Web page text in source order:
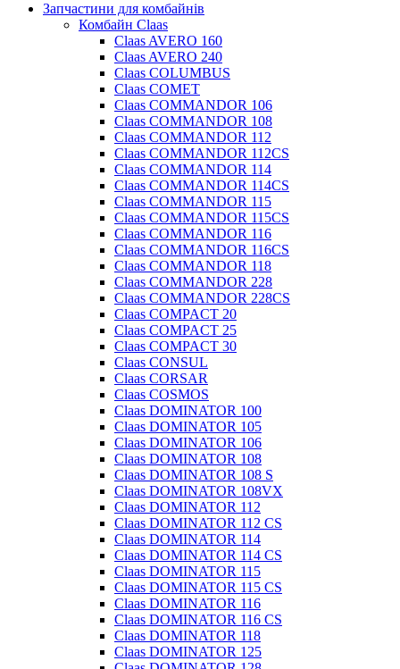
Запчастини для комбайнів
Комбайн Claas
Claas AVERO 160
Claas AVERO 240
Claas COLUMBUS
Claas COMET
Claas COMMANDOR 106
Claas COMMANDOR 108
Claas COMMANDOR 112
Claas COMMANDOR 112CS
Claas COMMANDOR 114
Claas COMMANDOR 114CS
Claas COMMANDOR 115
Claas COMMANDOR 115CS
Claas COMMANDOR 116
Claas COMMANDOR 116CS
Claas COMMANDOR 118
Claas COMMANDOR 228
Claas COMMANDOR 228CS
Claas COMPACT 20
Claas COMPACT 25
Claas COMPACT 30
Claas CONSUL
Claas CORSAR
Claas COSMOS
Claas DOMINATOR 100
Claas DOMINATOR 105
Claas DOMINATOR 106
Claas DOMINATOR 108
Claas DOMINATOR 108 S
Claas DOMINATOR 108VX
Claas DOMINATOR 112
Claas DOMINATOR 112 CS
Claas DOMINATOR 114
Claas DOMINATOR 114 CS
Claas DOMINATOR 115
Claas DOMINATOR 115 CS
Claas DOMINATOR 116
Claas DOMINATOR 116 CS
Claas DOMINATOR 118
Claas DOMINATOR 125